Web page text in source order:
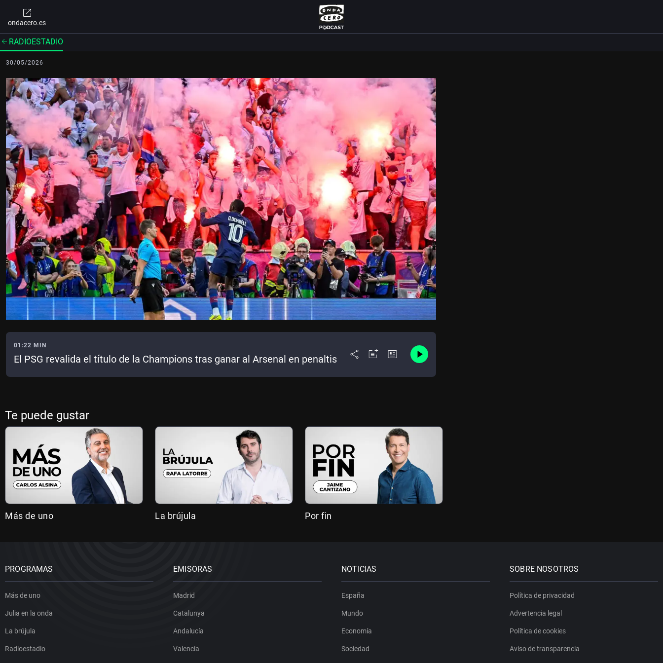
ondacero.es
RADIOESTADIO
30/05/2026
01:22 MIN
El PSG revalida el título de la Champions tras ganar al Arsenal en penaltis
Te puede gustar
Más de uno La brújula Por fin
PROGRAMAS
Más de uno
Julia en la onda
La brújula
Radioestadio
EMISORAS
Madrid
Catalunya
Andalucía
Valencia
NOTICIAS
España
Mundo
Economía
Sociedad
SOBRE NOSOTROS
Política de privacidad
Advertencia legal
Política de cookies
Aviso de transparencia